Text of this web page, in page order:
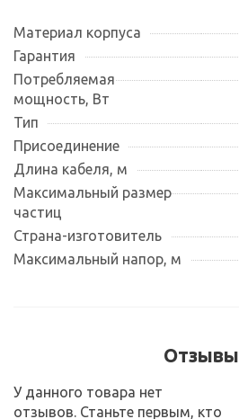
Материал корпуса
Гарантия
Потребляемая
мощность, Вт
Тип
Присоединение
Длина кабеля, м
Максимальный размер
частиц
Страна-изготовитель
Максимальный напор, м
Отзывы
У данного товара нет
отзывов. Станьте первым, кто